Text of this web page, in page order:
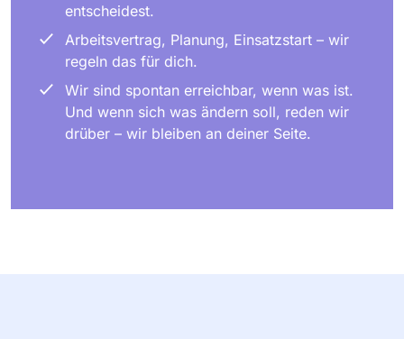
entscheidest.
Arbeitsvertrag, Planung, Einsatzstart – wir
regeln das für dich.
Wir sind spontan erreichbar, wenn was ist.
Und wenn sich was ändern soll, reden wir
drüber – wir bleiben an deiner Seite.